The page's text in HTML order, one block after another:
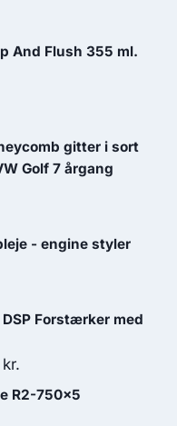
And Flush 355 ml.
kr..
gitter i sort
Golf 7 årgang
- engine styler
kr..
Forstærker med
kr.
aktuelle
R2-750x5